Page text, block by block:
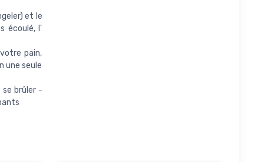
et le
écoulé, l'
pain,
une seule
se brûler -